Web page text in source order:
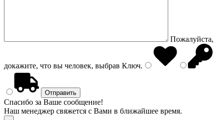
Пожалуйста,
докажите, что вы человек, выбрав Ключ.
Спасибо за Ваше сообщение!
Наш менеджер свяжется с Вами в ближайшее время.